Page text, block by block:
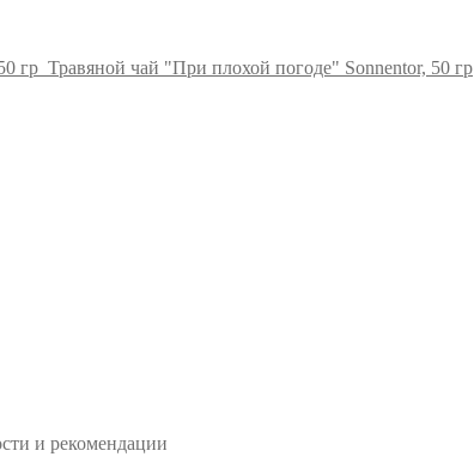
гр Травяной чай "При плохой погоде" Sonnentor, 50 гр
и рекомендации